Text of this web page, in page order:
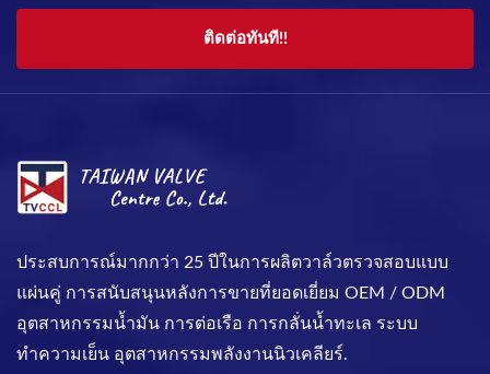
ติดต่อทันที!!
ประสบการณ์มากกว่า 25 ปีในการผลิตวาล์วตรวจสอบแบบ
แผ่นคู่ การสนับสนุนหลังการขายที่ยอดเยี่ยม OEM / ODM
อุตสาหกรรมน้ำมัน การต่อเรือ การกลั่นน้ำทะเล ระบบ
ทำความเย็น อุตสาหกรรมพลังงานนิวเคลียร์.